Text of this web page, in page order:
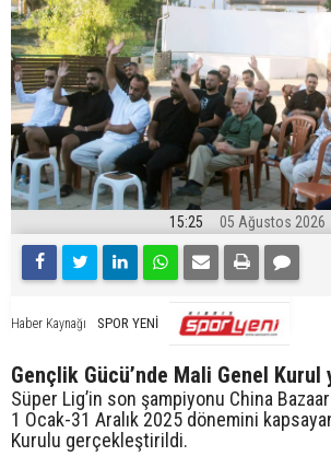
15:25 05 Ağustos 2026
Haber Kaynağı SPOR YENİ
Gençlik Gücü’nde Mali Genel Kurul
Süper Lig’in son şampiyonu China
1 Ocak-31 Aralık 2025 dönemini
Kurulu gerçekleştirildi.